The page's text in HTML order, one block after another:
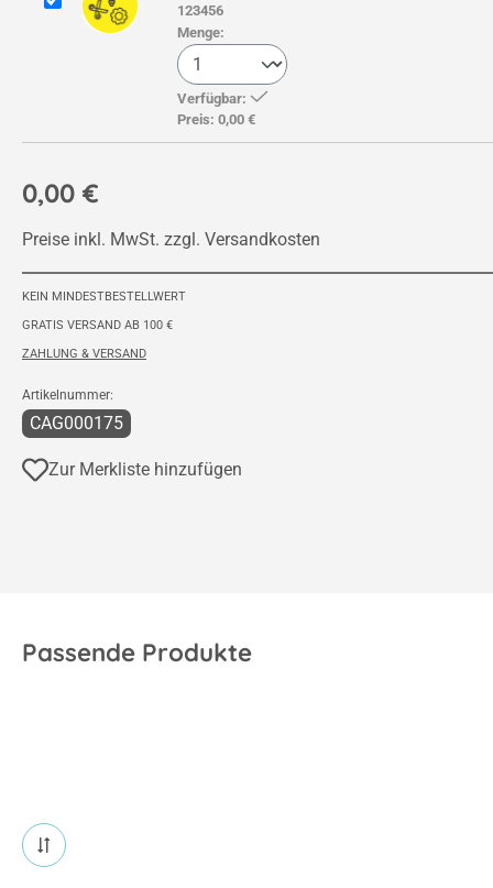
0,00 €
Preise inkl. MwSt. zzgl. Versandkosten
123456
Menge:
Verfügbar:
Preis: 0,00 €
KEIN MINDESTBESTELLWERT
GRATIS VERSAND AB 100 €
ZAHLUNG & VERSAND
Artikelnummer:
CAG000175
Zur Merkliste hinzufügen
Passende Produkte